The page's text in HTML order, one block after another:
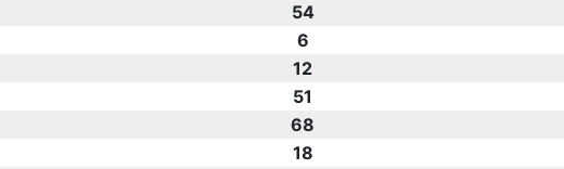
54
6
12
51
68
18